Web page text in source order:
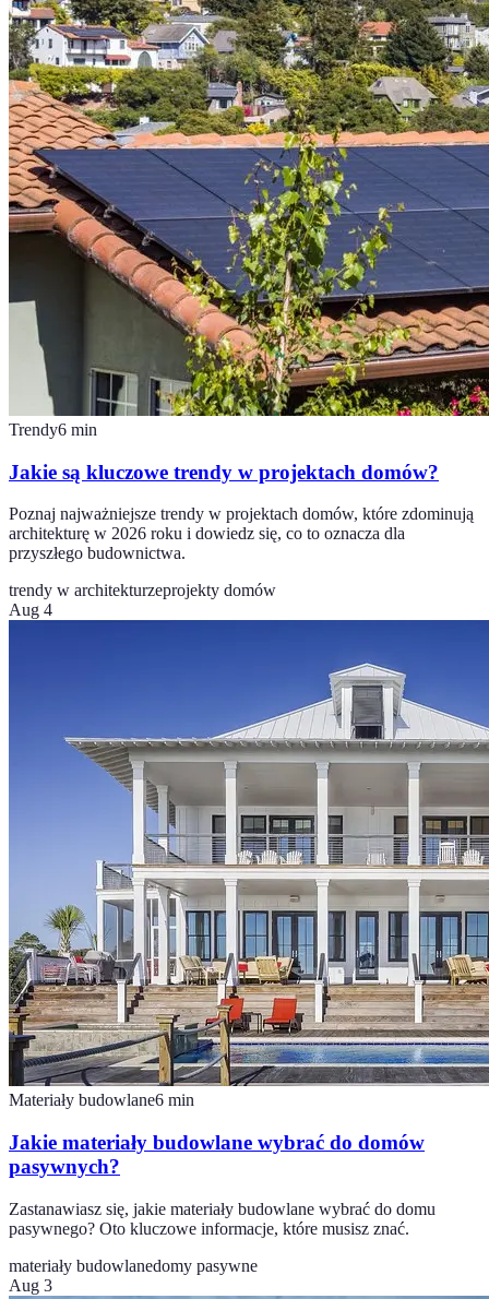
Trendy6 min
Jakie są kluczowe trendy w projektach domów?
Poznaj najważniejsze trendy w projektach domów, które zdominują
architekturę w 2026 roku i dowiedz się, co to oznacza dla
przyszłego budownictwa.
trendy w architekturzeprojekty domów
Aug 4
Materiały budowlane6 min
Jakie materiały budowlane wybrać do domów
pasywnych?
Zastanawiasz się, jakie materiały budowlane wybrać do domu
pasywnego? Oto kluczowe informacje, które musisz znać.
materiały budowlanedomy pasywne
Aug 3